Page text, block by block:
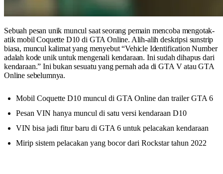
Sebuah pesan unik muncul saat seorang pemain mencoba mengotak-
atik mobil Coquette D10 di GTA Online. Alih-alih deskripsi sunstrip
biasa, muncul kalimat yang menyebut “Vehicle Identification Number
adalah kode unik untuk mengenali kendaraan. Ini sudah dihapus dari
kendaraan.” Ini bukan sesuatu yang pernah ada di GTA V atau GTA
Online sebelumnya.
Mobil Coquette D10 muncul di GTA Online dan trailer GTA 6
Pesan VIN hanya muncul di satu versi kendaraan D10
VIN bisa jadi fitur baru di GTA 6 untuk pelacakan kendaraan
Mirip sistem pelacakan yang bocor dari Rockstar tahun 2022